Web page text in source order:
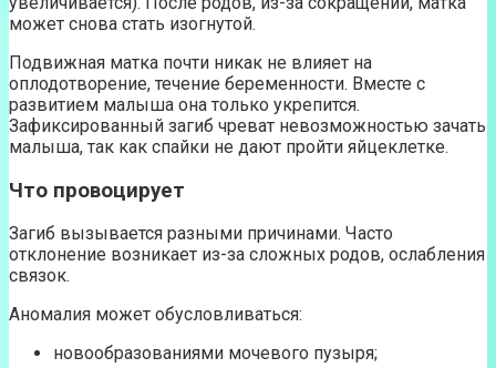
может снова стать изогнутой.
Подвижная матка почти никак не влияет на
оплодотворение, течение беременности. Вместе с
развитием малыша она только укрепится.
Зафиксированный загиб чреват невозможностью зачать
малыша, так как спайки не дают пройти яйцеклетке.
Что провоцирует
Загиб вызывается разными причинами. Часто
отклонение возникает из-за сложных родов, ослабления
связок.
Аномалия может обусловливаться:
новообразованиями мочевого пузыря;